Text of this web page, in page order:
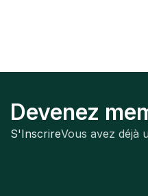
Devenez
S'InscrireVous avez déjà